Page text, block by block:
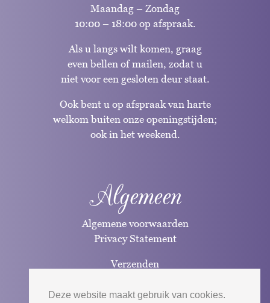
Deze website maakt gebruik van cookies.
Maandag – Zondag
10:00 – 18:00 op afspraak.
Als u langs wilt komen, graag
even bellen of mailen, zodat u
niet voor een gesloten deur staat.
Ook bent u op afspraak van harte
welkom buiten onze openingstijden;
ook in het weekend.
Algemeen
Algemene voorwaarden
Privacy Statement
Verzenden